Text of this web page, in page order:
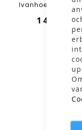
Ivanhoe - Beata
1 499,00 kr